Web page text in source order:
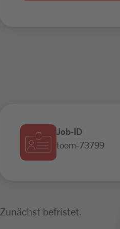
Job-ID
toom-73799
Zunächst befristet.